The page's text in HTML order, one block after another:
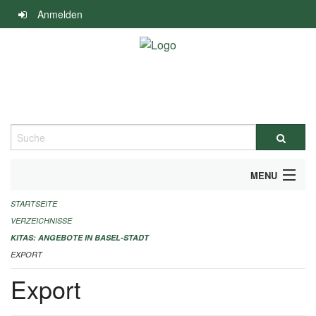
Navigation
überspringen
Anmelden
Suche
MENU
ALLGEMEINE INFORMATIONEN
IMPRESSUM
STARTSEITE
VERZEICHNISSE
KITAS: ANGEBOTE IN BASEL-STADT
EXPORT
Export